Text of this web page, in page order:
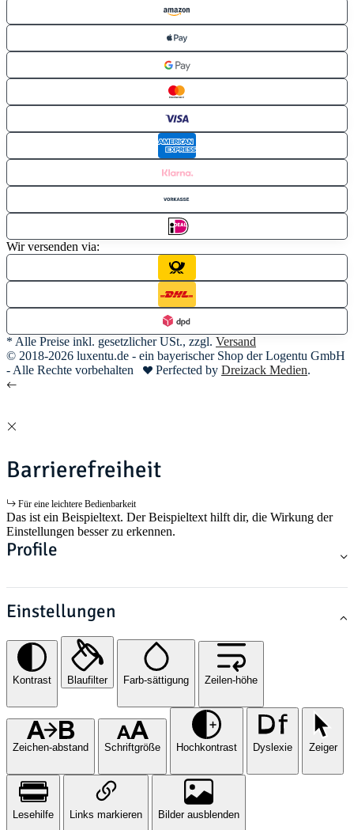
Wir versenden via:
* Alle Preise inkl. gesetzlicher USt., zzgl. Versand
© 2018-2026 luxentu.de - ein bayerischer Shop der Logentu GmbH
- Alle Rechte vorbehalten
Perfected by Dreizack Medien.
Barrierefreiheit
Für eine leichtere Bedienbarkeit
Das ist ein Beispieltext. Der Beispieltext hilft dir, die Wirkung der
Einstellungen besser zu erkennen.
Profile
Einstellungen
Kontrast Blaufilter Farb-sättigung Zeilen-höhe
Zeichen-abstand Schriftgröße Hochkontrast Dyslexie Zeiger
Lesehilfe Links markieren Bilder ausblenden